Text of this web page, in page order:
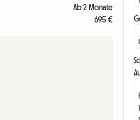
Ab 2 Monate
695 €